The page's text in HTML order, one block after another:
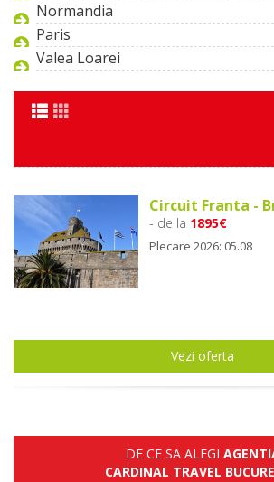
Normandia
Paris
Valea Loarei
Circuit Franta -
- de la 1895€
Plecare 2026: 05.08
Vezi oferta
DE CE SA ALEGI
CARDINAL TRAVEL